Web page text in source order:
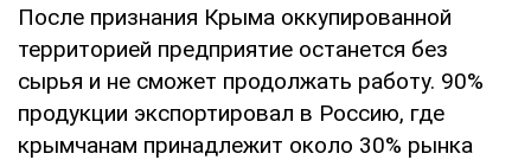
После признания Крыма оккупированной
территорией предприятие останется без
сырья и не сможет продолжать работу. 90%
продукции экспортировал в Россию, где
крымчанам принадлежит около 30% рынка